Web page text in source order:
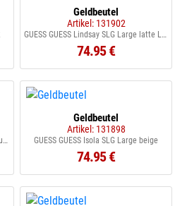
Geldbeutel
Artikel: 131902
GUESS GUESS Lindsay SLG Large latte Logo
74.95 €
GUESS GUESS Brenton SLG Large lt. taupe
Geldbeutel
Artikel: 131898
GUESS GUESS Isola SLG Large beige
74.95 €